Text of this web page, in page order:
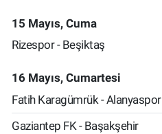
15 Mayıs, Cuma
Rizespor - Beşiktaş
16 Mayıs, Cumartesi
Fatih Karagümrük - Alanyaspor
Gaziantep FK - Başakşehir